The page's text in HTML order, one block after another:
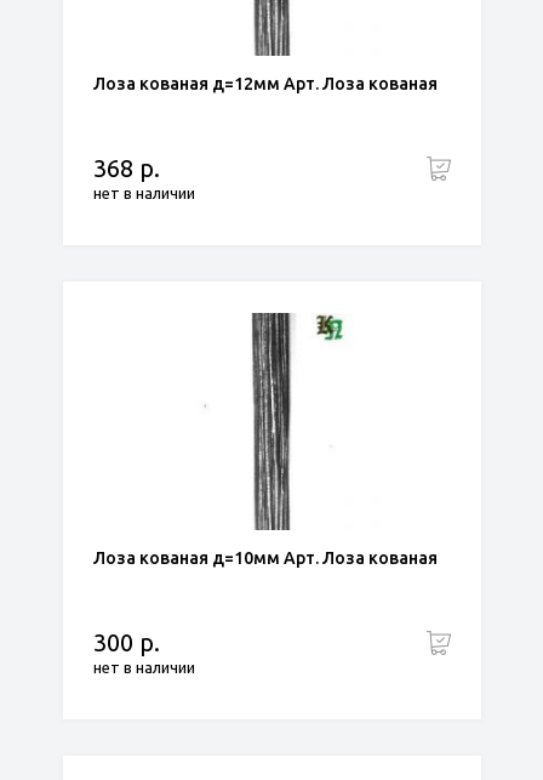
Лоза кованая д=12мм Арт. Лоза кованая
368 р.
нет в наличии
Лоза кованая д=10мм Арт. Лоза кованая
300 р.
нет в наличии